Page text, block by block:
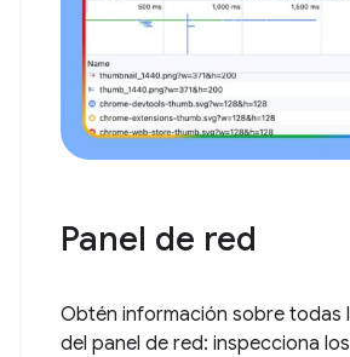
Panel de red
Obtén información sobre todas
del panel de red: inspecciona